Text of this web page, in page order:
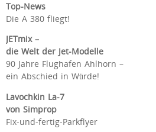
Top-News
Die A 380 fliegt!
JETmix –
die Welt der Jet-Modelle
90 Jahre Flughafen Ahlhorn –
ein Abschied in Würde!
Lavochkin La-7
von Simprop
Fix-und-fertig-Parkflyer